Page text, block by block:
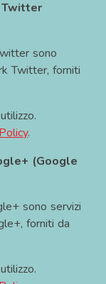
sono
Twitter, forniti
.
(Google
sono servizi
forniti da